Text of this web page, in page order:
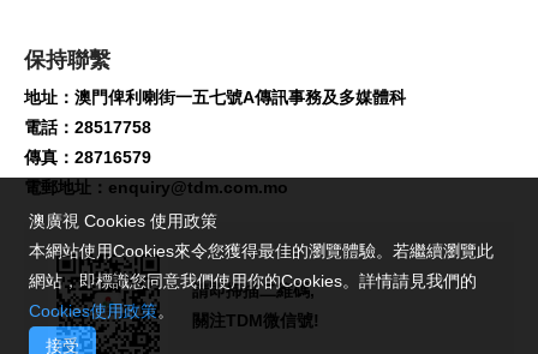
保持聯繫
地址：澳門俾利喇街一五七號A傳訊事務及多媒體科
電話：28517758
傳真：28716579
電郵地址： enquiry@tdm.com.mo
請即掃描二維碼,
關注TDM微信號!
澳廣視 Cookies 使用政策
本網站使用Cookies來令您獲得最佳的瀏覽體驗。若繼續瀏覽此
網站，即標識您同意我們使用你的Cookies。詳情請見我們的
Cookies使用政策。
接受